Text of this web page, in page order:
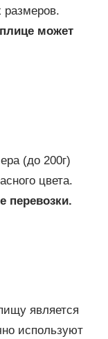
размеров.
может
(до 200г)
цвета.
перевозки.
является
используют